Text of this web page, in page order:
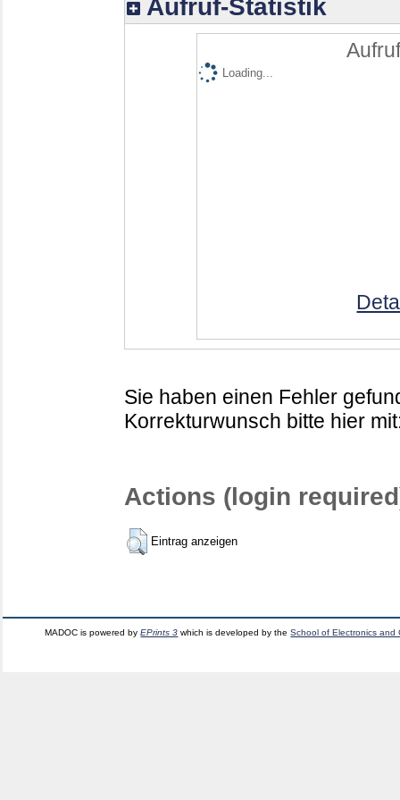
Aufruf-Statistik
Loading...
Sie haben einen Fehler
Korrekturwunsch bitte hier
Actions (login
Eintrag anzeigen
MADOC is powered byEPrints 3 which is developed by theSchool of Electronics and